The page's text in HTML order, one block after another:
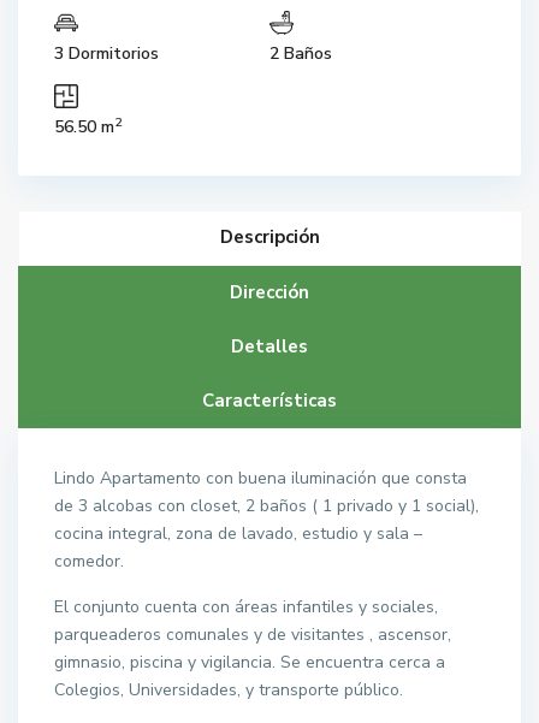
3 Dormitorios 2 Baños
56.50 m2
Descripción
Dirección
Detalles
Características
Lindo Apartamento con buena iluminación que consta
de 3 alcobas con closet, 2 baños ( 1 privado y 1 social),
cocina integral, zona de lavado, estudio y sala –
comedor.
El conjunto cuenta con áreas infantiles y sociales,
parqueaderos comunales y de visitantes , ascensor,
gimnasio, piscina y vigilancia. Se encuentra cerca a
Colegios, Universidades, y transporte público.